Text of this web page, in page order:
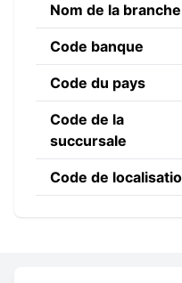
Nom de la branche
Code banque
Code du pays
Code de la
succursale
Code de